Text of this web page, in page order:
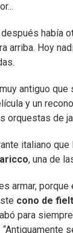
había
arriba. Hoy
antiguo que
y un
orquestas de
italiano
, una de
armar,
cono de
para